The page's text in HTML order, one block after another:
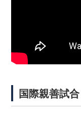
国際親善試合